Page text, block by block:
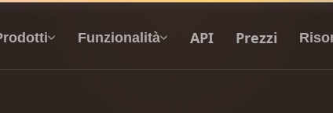
Funzionalità API Prezzi